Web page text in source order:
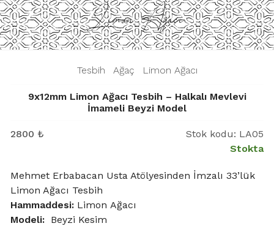
Limon Ağacı
Tesbih Ağaç Limon Ağacı
9x12mm Limon Ağacı Tesbih – Halkalı Mevlevi
İmameli Beyzi Model
2800 ₺ Stok kodu: LA05
Stokta
Mehmet Erbabacan Usta Atölyesinden İmzalı 33’lük
Limon Ağacı Tesbih
Hammaddesi: Limon Ağacı
Modeli: Beyzi Kesim